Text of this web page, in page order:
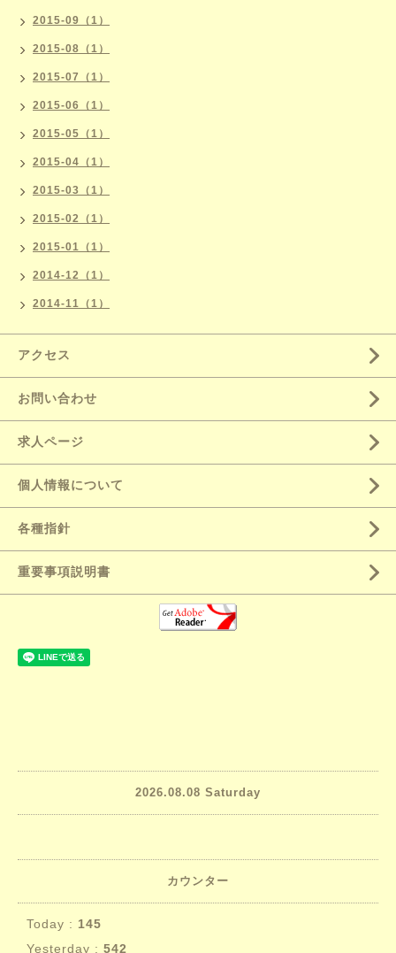
2015-09（1）
2015-08（1）
2015-07（1）
2015-06（1）
2015-05（1）
2015-04（1）
2015-03（1）
2015-02（1）
2015-01（1）
2014-12（1）
2014-11（1）
アクセス
お問い合わせ
求人ページ
個人情報について
各種指針
重要事項説明書
2026.08.08 Saturday
カウンター
Today : 145
Yesterday : 542